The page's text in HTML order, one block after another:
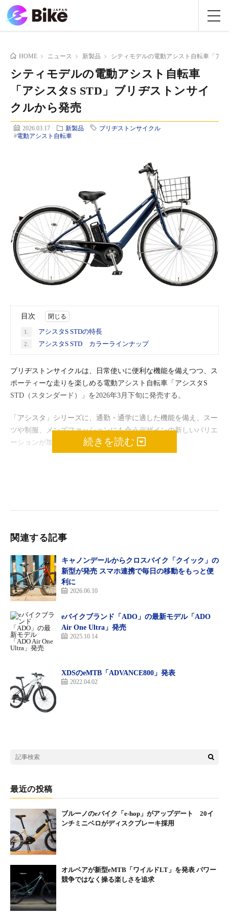
HOME ニュース 新製品 シティモデルの電動アシスト自転車「ア
シティモデルの電動アシスト自転車
「アシスタS STD」ブリヂストンサイ
クルから発売
2026.03.17 新製品 ブリヂストンサイクル
#電動アシスト自転車
目次
1. アシスタS STDの特長
2. アシスタS STD カラーラインナップ
ブリヂストンサイクルは、日常使いに便利な機能を備えつつ、ス
ポーティーな走りを楽しめる電動アシスト自転車「アシスタS
STD（スタンダード）」を2026年3月下旬に発売する。
「アシスタ」シリーズに、通勤・通学に適した機能を備え、スー
ツや制服、メンズファッションにも合うデザインの新しいバリエ
ーションが加わった。
電動アシスト自転車は、子どもの送り迎えや、通学・通勤、買い
物、サイクリングやスポーツなど幅広い用途で使用されており、
学生からシニアまで様々な層から親しまれている。
「アシスタS STD」はS型フレームの持つ直線的なスタイリッシ
ュでスポーティーなフォルムに加え、軽量なアルミフレームや前
傾姿勢での乗車が可能となるトンビハンドルの採用、アシスタS
STD独自のアシスト制御、ホームタイプのアシスタＵ STDと比べ
フレームには「BRIDGESTONE」ロゴをワンポイントで採用し、
や視認性が良いランプなど、日常使いに便利な機能も装備。万が
一の盗難にも安心な3年間の盗難補償も付帯し、毎日の暮らしを
快適にサポートする。
続きを読む
関連する記事
キャノンデールからクロスバイク「クイック」の
新型が発売 スマホ連携で毎日の移動をもっと便
利に
2026.06.10
eバイクブランド「ADO」の最新モデル「ADO
Air One Ultra」発売
2025.10.14
XDSのeMTB「ADVANCE800」発表
2022.04.02
最近の投稿
ブルーノのeバイク「e-hop」がアップデート 20イ
ンチミニベロがディスクブレーキ採用
オルベアが新型eMTB「ワイルドLT」を発表 パワー
競争ではなく操る楽しさを追求